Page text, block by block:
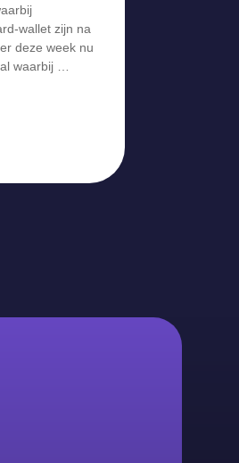
wallet zijn na
deze week nu
waarbij …